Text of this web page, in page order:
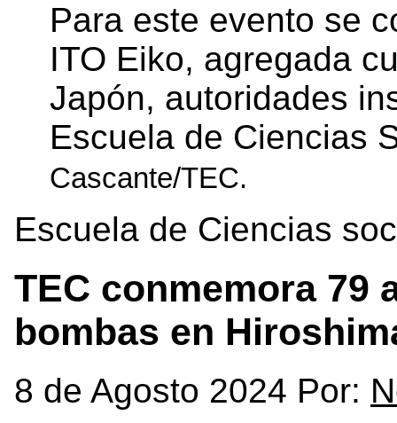
Para este evento se
ITO Eiko, agregada
Japón, autoridades
Escuela de Ciencias
Cascante/TEC.
Escuela de Ciencias
TEC conmemora 79
bombas en
8 de Agosto 2024 Por: